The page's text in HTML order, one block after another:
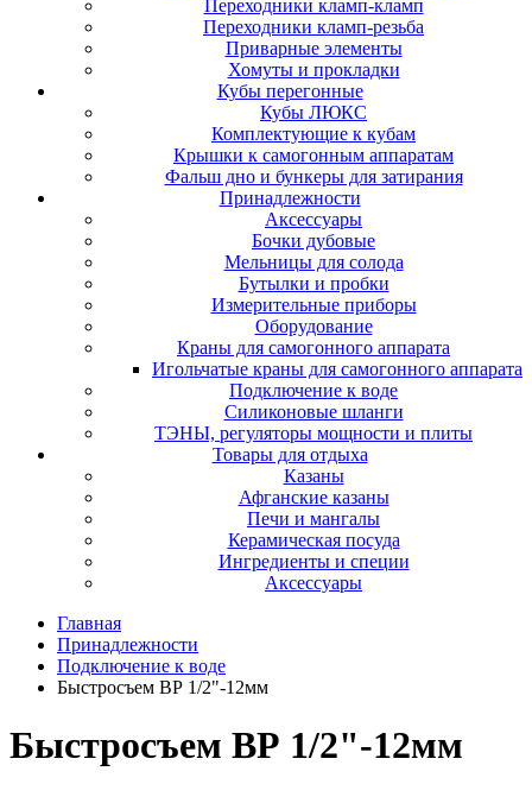
Переходники кламп-кламп
Переходники кламп-резьба
Приварные элементы
Хомуты и прокладки
Кубы перегонные
Кубы ЛЮКС
Комплектующие к кубам
Крышки к самогонным аппаратам
Фальш дно и бункеры для затирания
Принадлежности
Аксессуары
Бочки дубовые
Мельницы для солода
Бутылки и пробки
Измерительные приборы
Оборудование
Краны для самогонного аппарата
Игольчатые краны для самогонного аппарата
Подключение к воде
Силиконовые шланги
ТЭНЫ, регуляторы мощности и плиты
Товары для отдыха
Казаны
Афганские казаны
Печи и мангалы
Керамическая посуда
Ингредиенты и специи
Аксессуары
Главная
Принадлежности
Подключение к воде
Быстросъем ВР 1/2"-12мм
Быстросъем ВР 1/2"-12мм